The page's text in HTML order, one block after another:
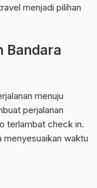
menjadi pilihan
Bandara
menuju
perjalanan
terlambat check in.
menyesuaikan waktu